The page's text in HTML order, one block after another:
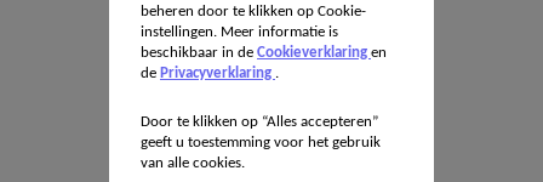
beheren door te klikken op Cookie-
instellingen. Meer informatie is
beschikbaar in de Cookieverklaring en
de Privacyverklaring .
Door te klikken op “Alles accepteren”
geeft u toestemming voor het gebruik
van alle cookies.